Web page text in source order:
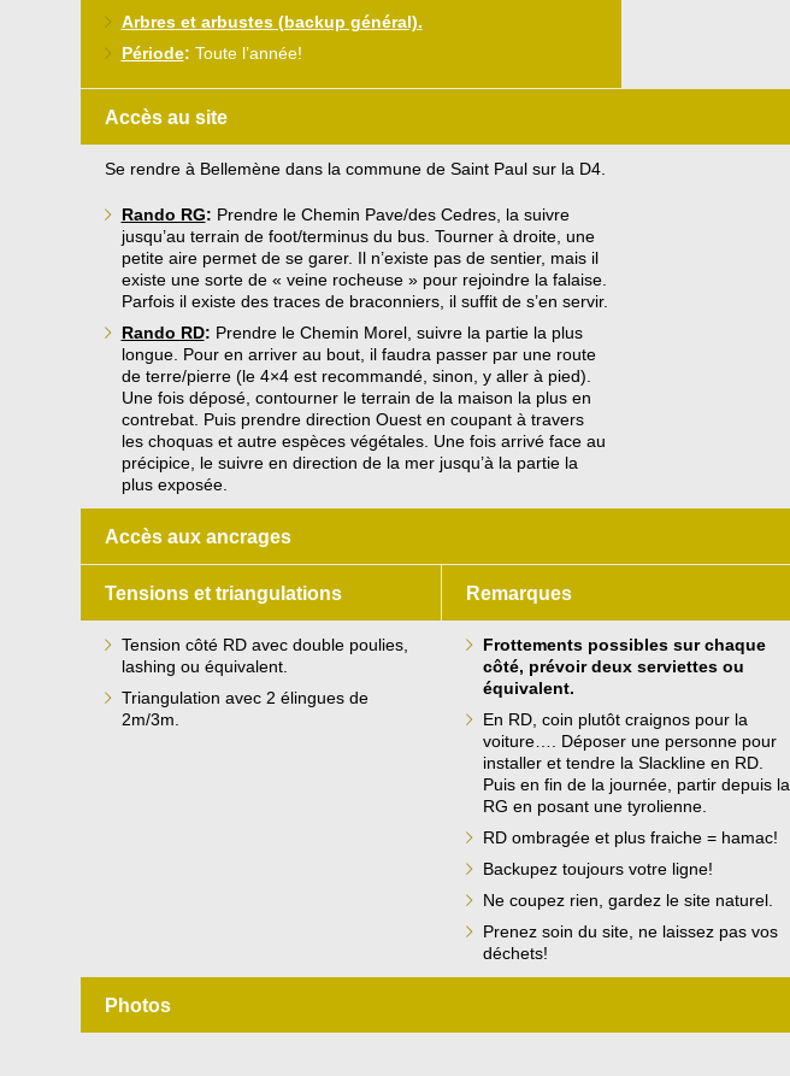
Arbres et arbustes (backup général).
Période: Toute l’année!
Accès au site
Se rendre à Bellemène dans la commune de Saint Paul sur la D4.
Rando RG: Prendre le Chemin Pave/des Cedres, la suivre
jusqu’au terrain de foot/terminus du bus. Tourner à droite, une
petite aire permet de se garer. Il n’existe pas de sentier, mais il
existe une sorte de « veine rocheuse » pour rejoindre la falaise.
Parfois il existe des traces de braconniers, il suffit de s’en servir.
Rando RD: Prendre le Chemin Morel, suivre la partie la plus
longue. Pour en arriver au bout, il faudra passer par une route
de terre/pierre (le 4×4 est recommandé, sinon, y aller à pied).
Une fois déposé, contourner le terrain de la maison la plus en
contrebat. Puis prendre direction Ouest en coupant à travers
les choquas et autre espèces végétales. Une fois arrivé face au
précipice, le suivre en direction de la mer jusqu’à la partie la
plus exposée.
Accès aux ancrages
Tensions et triangulations
Tension côté RD avec double poulies,
lashing ou équivalent.
Triangulation avec 2 élingues de
2m/3m.
Remarques
Frottements possibles sur chaque
côté, prévoir deux serviettes ou
équivalent.
En RD, coin plutôt craignos pour la
voiture…. Déposer une personne pour
installer et tendre la Slackline en RD.
Puis en fin de la journée, partir depuis la
RG en posant une tyrolienne.
RD ombragée et plus fraiche = hamac!
Backupez toujours votre ligne!
Ne coupez rien, gardez le site naturel.
Prenez soin du site, ne laissez pas vos
déchets!
Photos